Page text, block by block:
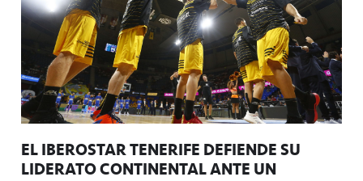
EL IBEROSTAR TENERIFE DEFIENDE SU
LIDERATO CONTINENTAL ANTE UN